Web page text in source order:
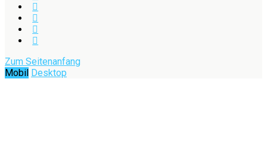
Zum Seitenanfang
Mobil Desktop